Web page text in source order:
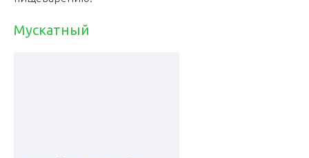
Мускатный